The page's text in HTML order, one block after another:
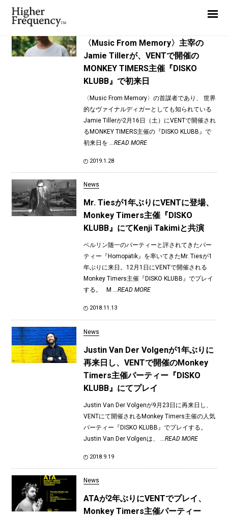
TAG: Disko Klubb
〈Music From Memory〉主宰の
Jamie Tillerが、VENTで開催の
MONKEY TIMERS主催『DISKO
KLUBB』で初来日
〈Music From Memory〉の首謀者であり、 世界
的なヴァイナルディガーとしても知られている
Jamie Tillerが2月16日（土）にVENTで開催され
るMONKEY TIMERS主催の『DISKO KLUBB』で
初来日を ...READ MORE
2019.1.28
News
Mr. Tiesが1年ぶりにVENTに登場、
Monkey Timers主催『DISKO
KLUBB』にてKenji Takimiと共演
ベルリン随一のパーティーと評されてきたパー
ティー『Homopatik』を率いてきたMr. Tiesが1
年ぶりに来日。12月1日にVENTで開催される
Monkey Timers主催『DISKO KLUBB』でプレイ
する。 M ...READ MORE
2018.11.13
News
Justin Van Der Volgenが1年ぶりに
再来日し、VENTで開催のMonkey
Timers主催パーティー『DISKO
KLUBB』にてプレイ
Justin Van Der Volgenが9月23日に再来日し、
VENTにて開催されるMonkey Timers主催の人気
パーティー『DISKO KLUBB』でプレイする。
Justin Van Der Volgenは、
...READ MORE
2018.9.19
News
ATAが2年ぶりにVENTでプレイ、
Monkey Timers主催パーティー
News
Interview
Highlight
Report